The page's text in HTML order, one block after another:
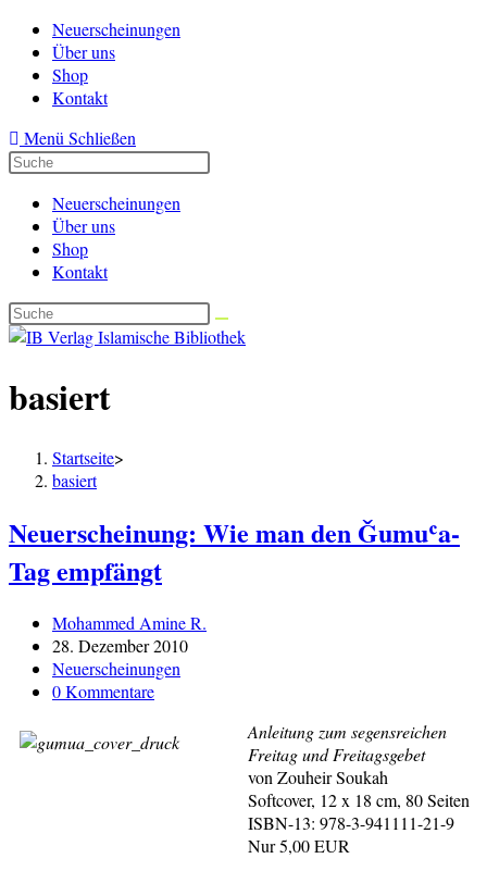
Zum
Inhalt
springen
Neuerscheinungen
Über uns
Shop
Kontakt
Menü Schließen
Neuerscheinungen
Über uns
Shop
Kontakt
basiert
Startseite>
basiert
Neuerscheinung: Wie man den Ǧumuʿa-
Tag empfängt
Beitrags-
Autor:
Mohammed Amine R.
Beitrag
veröffentlicht:
28. Dezember 2010
Beitrags-
Kategorie:
Neuerscheinungen
Beitrags-
0 Kommentare
Anleitung zum segensreichen
Freitag und Freitagsgebet
von Zouheir Soukah
Softcover, 12 x 18 cm, 80 Seiten
ISBN-13: 978-3-941111-21-9
Nur 5,00 EUR